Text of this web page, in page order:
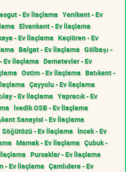
- Ev İlaçlama Yenikent - Ev
Elvankent - Ev İlaçlama
- Ev İlaçlama Keçiören - Ev
Balgat - Ev İlaçlama Gölbaşı -
Ev İlaçlama Demetevler - Ev
Ostim - Ev İlaçlama Batıkent -
Çayyolu - Ev İlaçlama
- Ev İlaçlama Yapracık - Ev
İvedik OSB - Ev İlaçlama
Sanayisi - Ev İlaçlama
Söğütözü - Ev İlaçlama İncek - Ev
Mamak - Ev İlaçlama Çubuk -
Pursaklar - Ev İlaçlama
- Ev İlaçlama Çamlıdere - Ev